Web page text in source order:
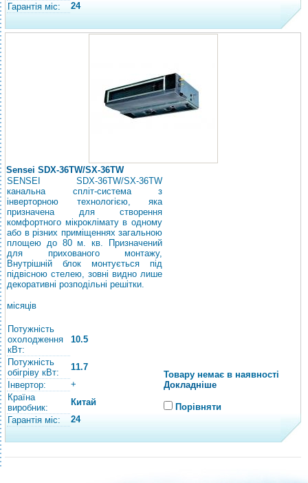
Гарантія міс:
24
Sensei SDХ-36TW/SХ-36TW
SENSEI SDХ-36TW/SХ-36TW
канальна спліт-система з
інверторною технологією, яка
призначена для створення
комфортного мікроклімату в одному
або в різних приміщеннях загальною
площею до 80 м. кв. Призначений
для прихованого монтажу,
Внутрішній блок монтується під
підвісною стелею, зовні видно лише
декоративні розподільні решітки.
місяців
Потужність
охолодження
кВт:
10.5
Потужність
обігріву кВт:
11.7
Інвертор:
+
Країна
виробник:
Китай
Гарантія міс:
24
Товару немає в наявності
Докладніше
Порівняти